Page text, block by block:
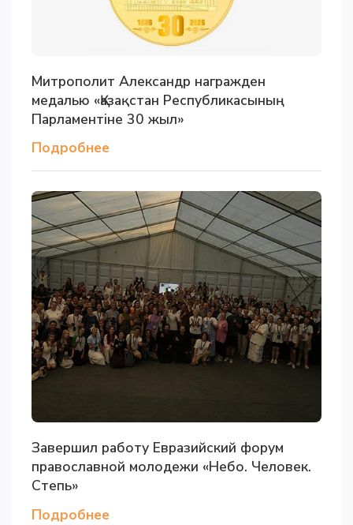
Митрополит Александр награжден
медалью «Қазақстан Республикасының
Парламентіне 30 жыл»
Подробнее
Завершил работу Евразийский форум
православной молодежи «Небо. Человек.
Степь»
Подробнее